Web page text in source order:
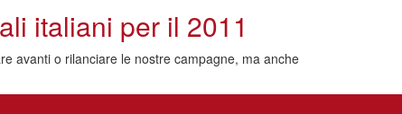
italiani per il 2011
avanti o rilanciare le nostre campagne, ma anche